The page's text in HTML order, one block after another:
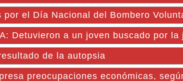
el Día Nacional del Bombero
Detuvieron a un joven buscado por la
de la autopsia
preocupaciones económicas,